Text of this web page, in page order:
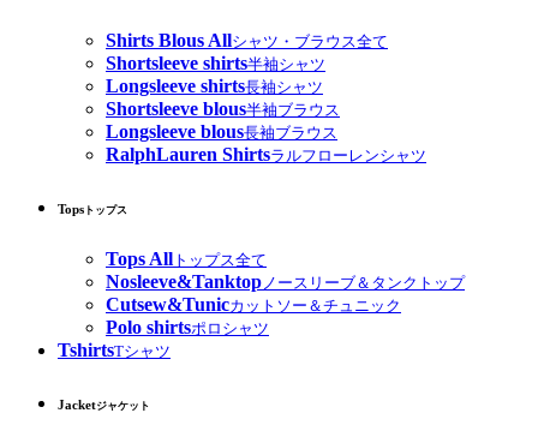
Shirts Blous Allシャツ・ブラウス全て
Shortsleeve shirts半袖シャツ
Longsleeve shirts長袖シャツ
Shortsleeve blous半袖ブラウス
Longsleeve blous長袖ブラウス
RalphLauren Shirtsラルフローレンシャツ
Tops トップス
Tops All トップス全て
Nosleeve&Tanktopノースリーブ＆タンクトップ
Cutsew&Tunicカットソー＆チュニック
Polo shirtsポロシャツ
TshirtsTシャツ
Jacketジャケット